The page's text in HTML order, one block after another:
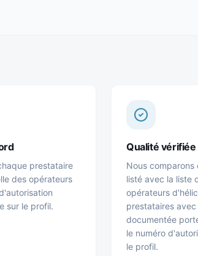
prestataire
des opérateurs
sur le profil.
Qualité vérifiée
Nous
listé avec la liste
opérateurs
prestataires
documentée
le numéro
le profil.